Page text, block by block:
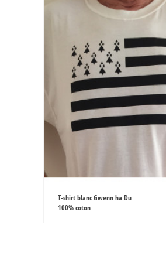
T-shirt blanc Gwenn ha Du
100% coton